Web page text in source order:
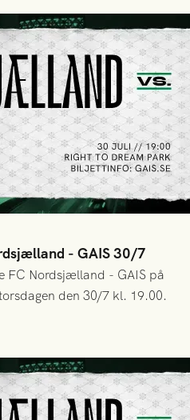
- GAIS 30/7
FC Nordsjælland - GAIS på
den 30/7 kl. 19.00.